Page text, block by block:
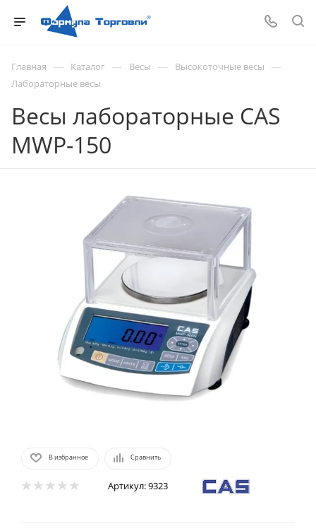
Главная — Каталог — Весы — Высокоточные весы —
Лабораторные весы
Весы лабораторные CAS
MWP-150
В избранное Сравнить
Артикул:9323